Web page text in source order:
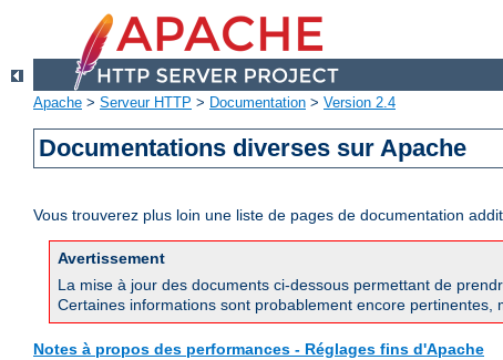
Apache > Serveur HTTP > Documentation > Version 2.4
Documentations diverses sur Apache
Vous trouverez plus loin une liste de pages de documentation
Avertissement
La mise à jour des documents ci-dessous permettant de
Certaines informations sont probablement encore pertinentes,
Notes à propos des performances - Réglages fins d'Apache